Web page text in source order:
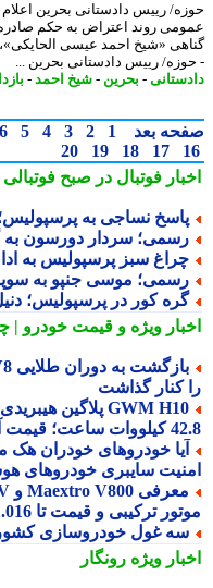
رییس دادستانی بحرین اعلام
روند اعتراض به حکم صادره
«شیخ احمد عیسی الحایکی»،
رییس دادستانی بحرین ...
-بحرین- شیخ احمد -بازداشت
بعد 1
2
3
4
5
6
7
17
18
19
20
فوتبال در صبح فوتبالی
نساجی به پرسپولیس؛
سردار دورسون به
سبز پرسپولیس به ادامه
موسی جنپو به
کور در پرسپولیس؛ دنیل
ویژهو قیمت خودرو |
کنار گذاشت
29,880 دلار در چین
خودروهای خودران هک می
سایبری خودروهای هوشمند
ترکیبی و قیمت تا 1.016 میلیون یوان
غول خودروسازی کشور
ویژهرونگار